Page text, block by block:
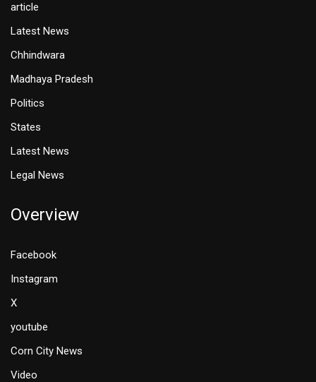
article
Latest News
Chhindwara
Madhaya Pradesh
Politics
States
Latest News
Legal News
Overview
Facebook
Instagram
X
youtube
Corn City News
Video